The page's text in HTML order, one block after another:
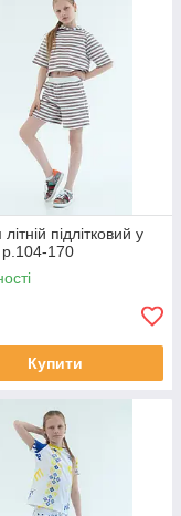
підлітковий у
170
Купити